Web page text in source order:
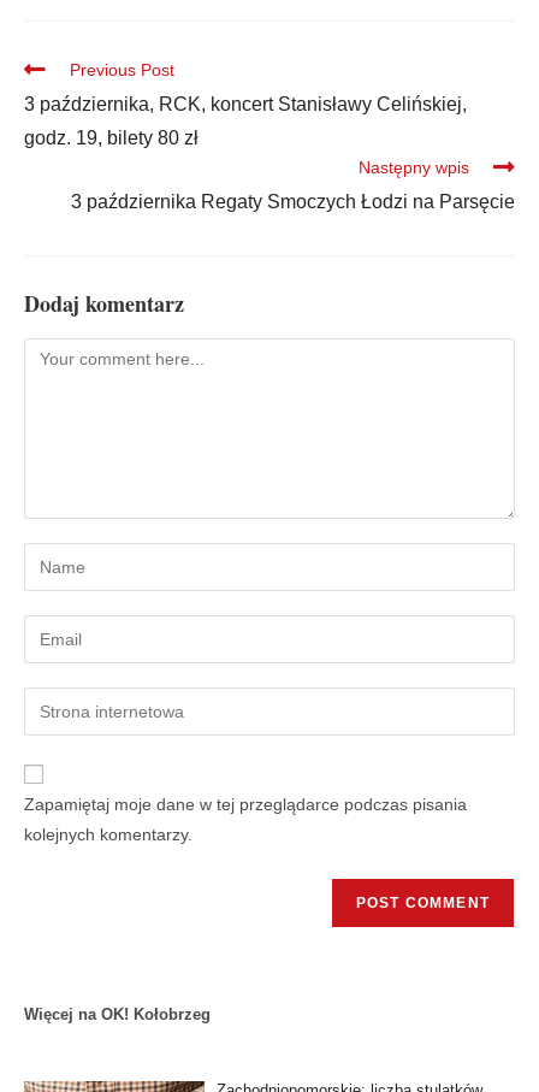
Previous Post
3 października, RCK, koncert Stanisławy Celińskiej,
godz. 19, bilety 80 zł
Następny wpis
3 października Regaty Smoczych Łodzi na Parsęcie
Dodaj komentarz
Zapamiętaj moje dane w tej przeglądarce podczas pisania
kolejnych komentarzy.
Więcej na OK! Kołobrzeg